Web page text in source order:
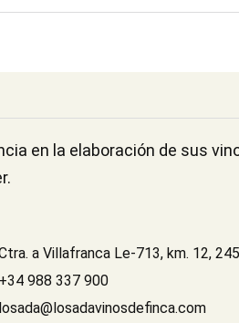
en la elaboración de sus
a Villafranca Le-713, km. 12,
+34 988 337 900
losada@losadavinosdefinca.com